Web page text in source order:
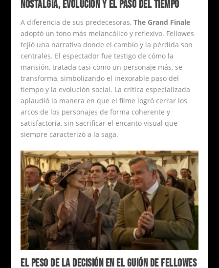
NOSTALGIA, EVOLUCIÓN Y EL PASO DEL TIEMPO
A diferencia de sus predecesoras,The Grand Finale
adoptó un tono más melancólico y reflexivo. Fellowes
tejió una narrativa donde el cambio y la pérdida son
centrales. El espectador fue testigo de cómo la
mansión, tratada casi como un personaje más, se
transforma, simbolizando el inexorable paso del
tiempo y la evolución social. La crítica especializada
aplaudió la manera en que el filme logró cerrar los
arcos de los personajes de forma coherente y
satisfactoria, sin sacrificar el encanto visual que
siempre caracterizó a la saga.
EL PESO DE LA DECISIÓN EN EL GUIÓN DE FELLOWES